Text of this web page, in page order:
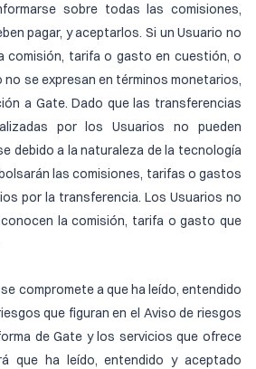
sobre todas las comisiones,
pagar, y aceptarlos. Si un Usuario no
comisión, tarifa o gasto en cuestión, o
se expresan en términos monetarios,
a Gate. Dado que las transferencias
por los Usuarios no pueden
debido a la naturaleza de la tecnología
las comisiones, tarifas o gastos
por la transferencia. Los Usuarios no
la comisión, tarifa o gasto que
compromete a que ha leído, entendido
que figuran en el Aviso de riesgos
de Gate y los servicios que ofrece
que ha leído, entendido y aceptado